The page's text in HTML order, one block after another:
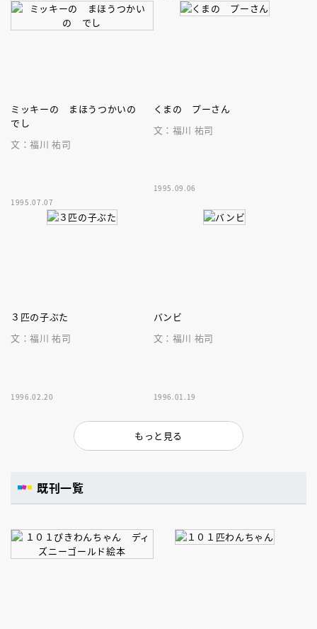
ミッキーの まほうつかいの
でし
文：福川 祐司
1995.07.07
くまの プーさん
文：福川 祐司
1995.09.06
３匹の子ぶた
文：福川 祐司
1996.02.20
バンビ
文：福川 祐司
1996.01.19
もっと見る
既刊一覧